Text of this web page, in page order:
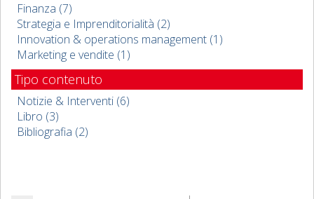
Finanza (7)
Strategia e Imprenditorialità (2)
Innovation & operations management (1)
Marketing e vendite (1)
Tipo contenuto
Notizie & Interventi (6)
Libro (3)
Bibliografia (2)